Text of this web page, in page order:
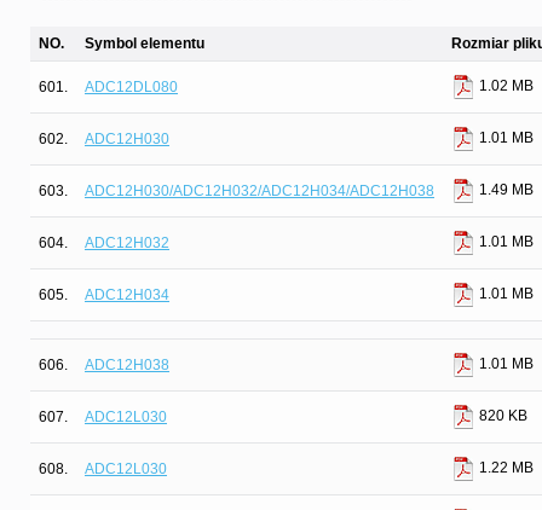
NO. Symbol elementu Rozmiar
601. ADC12DL080 1.02 MB
602. ADC12H030 1.01 MB
603. ADC12H030/ADC12H032/ADC12H034/ADC12H038 1.49 MB
604. ADC12H032 1.01 MB
605. ADC12H034 1.01 MB
606. ADC12H038 1.01 MB
607. ADC12L030 820 KB
608. ADC12L030 1.22 MB